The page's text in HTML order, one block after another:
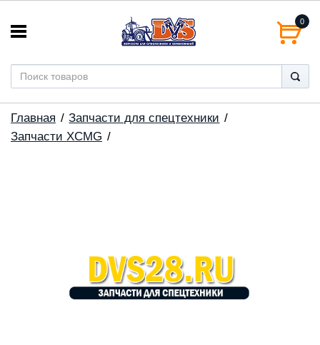
0
Главная
Запчасти для спецтехники
Запчасти XCMG